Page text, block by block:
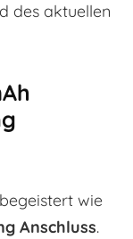
des aktuellen
wie
Anschluss.